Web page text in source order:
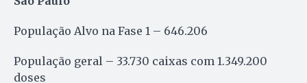
População Alvo na Fase 1 – 646.206
População geral – 33.730 caixas com 1.349.200
doses